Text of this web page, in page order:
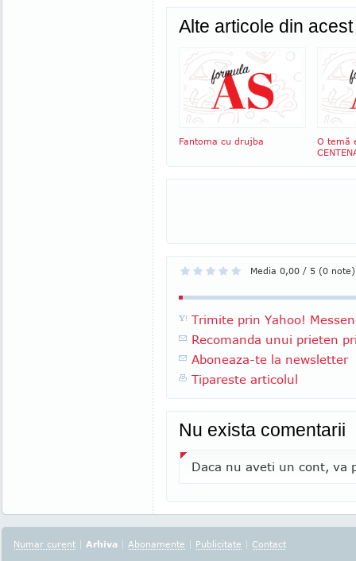
Alte articole din
Fantoma cu drujba
O temă
Media 0,00 / 5 (0 note)
Trimite prin Yahoo!
Recomanda unui prieten
Aboneaza-te la newsletter
Tipareste articolul
Nu exista comentarii
Daca nu aveti un cont, va
Numar curent | Arhiva | Abonamente | Publicitate | Contact